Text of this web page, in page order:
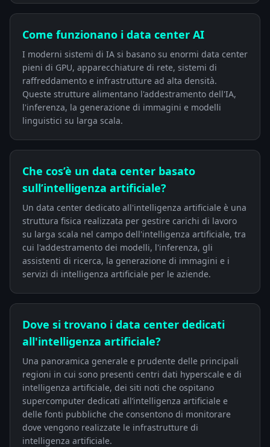
Come funzionano i data center AI
I moderni sistemi di IA si basano su enormi data center
pieni di GPU, apparecchiature di rete, sistemi di
raffreddamento e infrastrutture ad alta densità.
Queste strutture alimentano l'addestramento dell'IA,
l'inferenza, la generazione di immagini e modelli
linguistici su larga scala.
Che cos’è un data center basato
sull’intelligenza artificiale?
Un data center dedicato all'intelligenza artificiale è una
struttura fisica realizzata per gestire carichi di lavoro
su larga scala nel campo dell'intelligenza artificiale, tra
cui l'addestramento dei modelli, l'inferenza, gli
assistenti di ricerca, la generazione di immagini e i
servizi di intelligenza artificiale per le aziende.
Dove si trovano i data center dedicati
all'intelligenza artificiale?
Una panoramica generale e prudente delle principali
regioni in cui sono presenti centri dati hyperscale e di
intelligenza artificiale, dei siti noti che ospitano
supercomputer dedicati all’intelligenza artificiale e
delle fonti pubbliche che consentono di monitorare
dove vengono realizzate le infrastrutture di
intelligenza artificiale.